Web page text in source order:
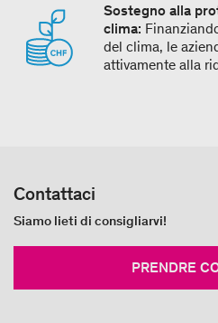
Sostegno alla
clima:
del clima, le
attivamente alla
Contattaci
Siamo lieti di consigliarvi!
PRENDRE